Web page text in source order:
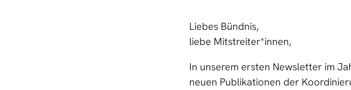
Liebes Bündnis,
liebe Mitstreiter*innen,
In unserem ersten Newsletter im
neuen Publikationen der